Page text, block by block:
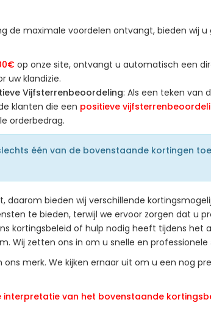
de maximale voordelen ontvangt, bieden wij u
op onze site, ontvangt u automatisch een
uw klandizie.
Vijfsterrenbeoordeling: Als een teken van
klanten die een positieve
orderbedrag.
één van de bovenstaande kortingen
bieden wij verschillende
te bieden, terwijl we ervoor zorgen dat u
kortingsbeleid of hulp nodig heeft tijdens het
Wij zetten ons in om u snelle en professionele
merk. We kijken ernaar uit om u een nog
interpretatie van het bovenstaande